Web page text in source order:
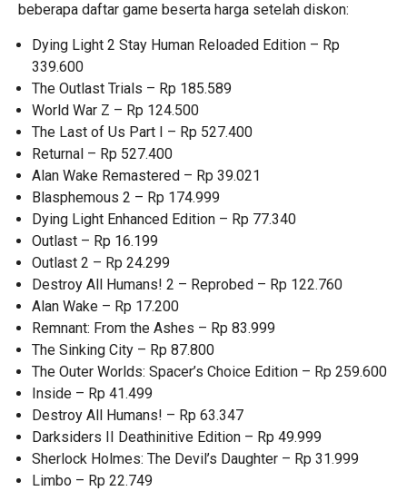
beberapa daftar game beserta harga setelah diskon:
Dying Light 2 Stay Human Reloaded Edition – Rp
339.600
The Outlast Trials – Rp 185.589
World War Z – Rp 124.500
The Last of Us Part I – Rp 527.400
Returnal – Rp 527.400
Alan Wake Remastered – Rp 39.021
Blasphemous 2 – Rp 174.999
Dying Light Enhanced Edition – Rp 77.340
Outlast – Rp 16.199
Outlast 2 – Rp 24.299
Destroy All Humans! 2 – Reprobed – Rp 122.760
Alan Wake – Rp 17.200
Remnant: From the Ashes – Rp 83.999
The Sinking City – Rp 87.800
The Outer Worlds: Spacer’s Choice Edition – Rp 259.600
Inside – Rp 41.499
Destroy All Humans! – Rp 63.347
Darksiders II Deathinitive Edition – Rp 49.999
Sherlock Holmes: The Devil’s Daughter – Rp 31.999
Limbo – Rp 22.749